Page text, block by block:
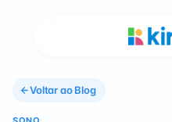
Voltar ao Blog